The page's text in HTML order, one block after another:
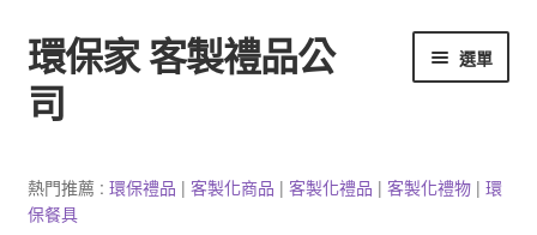
跳
至
導
跳
至
主
容
環保家 客製禮品公
司
選單
3C產品客製
熱門推薦 : 環保禮品 | 客製化商品 | 客製化禮品 | 客製化禮物| 環
保餐具